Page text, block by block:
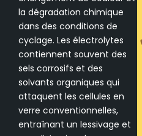
la dégradation chimique
dans des conditions de
cyclage. Les électrolytes
contiennent souvent des
sels corrosifs et des
solvants organiques qui
attaquent les cellules en
verre conventionnelles,
entraînant un lessivage et